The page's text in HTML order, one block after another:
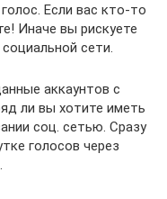
Если вас кто-то
Иначе вы рискуете
сети.
аккаунтов с
ли вы хотите иметь
соц. сетью. Сразу
голосов через